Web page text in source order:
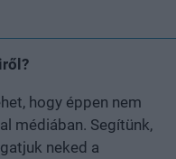
hogy éppen nem
médiában. Segítünk,
neked a